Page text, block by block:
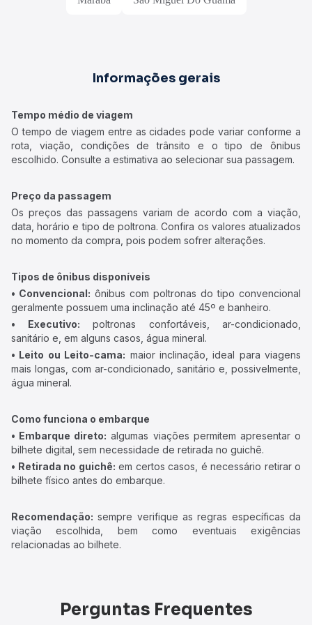
Informações gerais
Tempo médio de viagem
O tempo de viagem entre as cidades pode variar conforme a
rota, viação, condições de trânsito e o tipo de ônibus
escolhido. Consulte a estimativa ao selecionar sua passagem.
Preço da passagem
Os preços das passagens variam de acordo com a viação,
data, horário e tipo de poltrona. Confira os valores atualizados
no momento da compra, pois podem sofrer alterações.
Tipos de ônibus disponíveis
• Convencional: ônibus com poltronas do tipo convencional
geralmente possuem uma inclinação até 45º e banheiro.
• Executivo: poltronas confortáveis, ar-condicionado,
sanitário e, em alguns casos, água mineral.
• Leito ou Leito-cama: maior inclinação, ideal para viagens
mais longas, com ar-condicionado, sanitário e, possivelmente,
água mineral.
Como funciona o embarque
• Embarque direto: algumas viações permitem apresentar o
bilhete digital, sem necessidade de retirada no guichê.
• Retirada no guichê: em certos casos, é necessário retirar o
bilhete físico antes do embarque.
Recomendação: sempre verifique as regras específicas da
viação escolhida, bem como eventuais exigências
relacionadas ao bilhete.
Perguntas Frequentes